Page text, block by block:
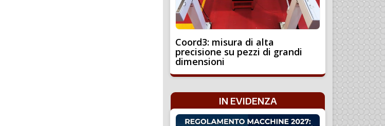
Coord3: misura di alta
precisione su pezzi di grandi
dimensioni
IN EVIDENZA